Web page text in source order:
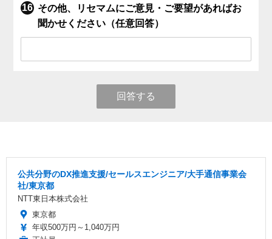
その他、リセマムにご意見・ご要望があればお
聞かせください（任意回答）
回答する
公共分野のDX推進支援/セールスエンジニア/大手通信事業会
社/東京都
NTT東日本株式会社
東京都
年収500万円～1,040万円